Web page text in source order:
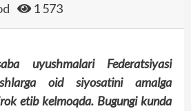
1 573
uyushmalari Federatsiyasi
oid siyosatini amalga
etib kelmoqda. Bugungi kunda